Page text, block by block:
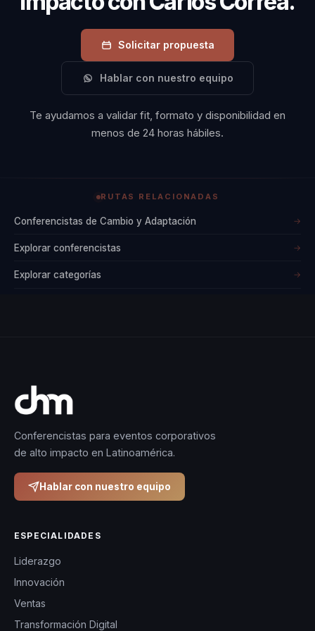
Solicitar propuesta
Hablar con nuestro equipo
Te ayudamos a validar fit, formato y disponibilidad en
menos de 24 horas hábiles.
RUTAS RELACIONADAS
Conferencistas de Cambio y Adaptación →
Explorar conferencistas →
Explorar categorías →
Conferencistas para eventos corporativos
de alto impacto en Latinoamérica.
Hablar con nuestro equipo
ESPECIALIDADES
Liderazgo
Innovación
Ventas
Transformación Digital